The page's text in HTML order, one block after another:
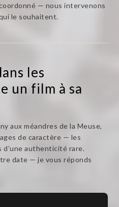
— nous intervenons
le souhaitent.
les
un film à sa
aux méandres de la Meuse,
de caractère — les
authenticité rare.
date — je vous réponds